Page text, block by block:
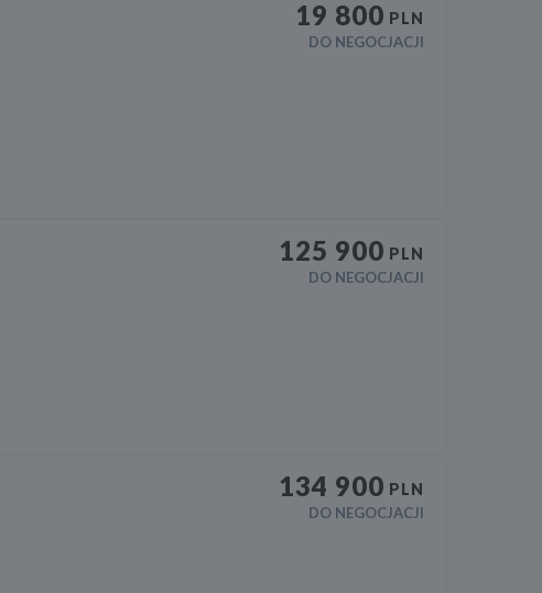
19 800 PLN
DO NEGOCJACJI
125 900 PLN
DO NEGOCJACJI
134 900 PLN
DO NEGOCJACJI